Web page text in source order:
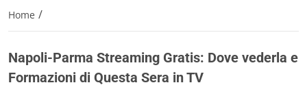
Home /
Napoli-Parma Streaming Gratis: Dove vederla e
Formazioni di Questa Sera in TV